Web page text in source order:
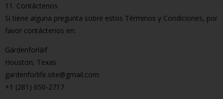
11. Contáctenos
Si tiene alguna pregunta sobre estos Términos y Condiciones, por
favor contáctenos en:
Gárdenforláif
Houston, Texas
gardenforlife.site@gmail.com
+1 (281) 650-2717